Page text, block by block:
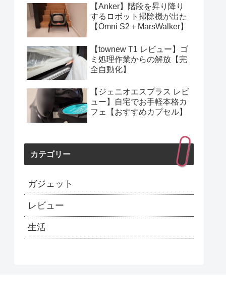
【Anker】階段を昇り降り
するロボット掃除機が出た
【Omni S2＋MarsWalker】
【townew T1 レビュー】ゴ
ミ処理作業からの解放【完
全自動化】
【ジェニオエスプラス レビ
ュー】自宅でお手軽本格カ
フェ【おすすめカプセル】
カテゴリー
ガジェット
レビュー
生活